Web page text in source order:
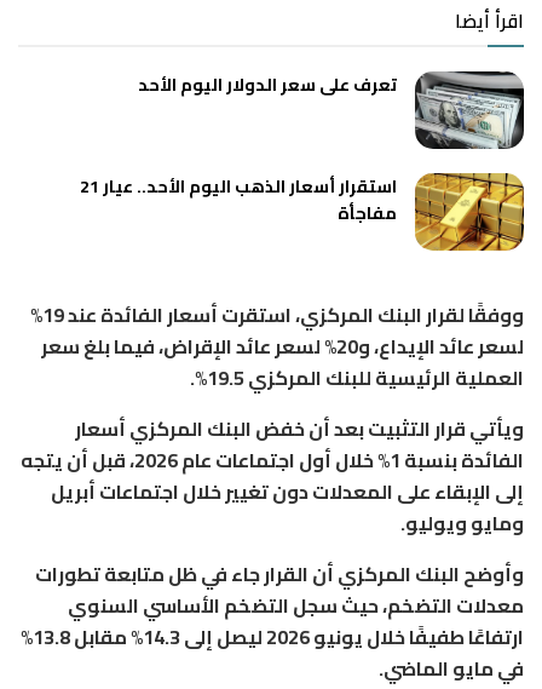
اقرأ أيضا
تعرف على سعر الدولار اليوم الأحد
استقرار أسعار الذهب اليوم الأحد.. عيار 21
مفاجأة
ووفقًا لقرار البنك المركزي، استقرت أسعار الفائدة عند 19%
لسعر عائد الإيداع، و20% لسعر عائد الإقراض، فيما بلغ سعر
العملية الرئيسية للبنك المركزي 19.5%.
ويأتي قرار التثبيت بعد أن خفض البنك المركزي أسعار
الفائدة بنسبة 1% خلال أول اجتماعات عام 2026، قبل أن يتجه
إلى الإبقاء على المعدلات دون تغيير خلال اجتماعات أبريل
ومايو ويوليو.
وأوضح البنك المركزي أن القرار جاء في ظل متابعة تطورات
معدلات التضخم، حيث سجل التضخم الأساسي السنوي
ارتفاعًا طفيفًا خلال يونيو 2026 ليصل إلى 14.3% مقابل 13.8%
في مايو الماضي.